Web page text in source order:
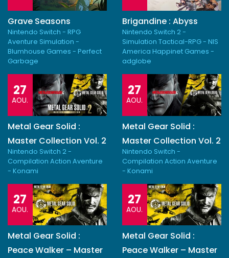
Grave Seasons
Nintendo Switch - RPG
Aventure Simulation -
Blumhouse Games - Perfect
Garbage
Brigandine : Abyss
Nintendo Switch 2 -
Simulation Tactical-RPG - NIS
America Happinet Games -
adglobe
27
AOU.
Metal Gear Solid :
Master Collection Vol. 2
Nintendo Switch 2 -
Compilation Action Aventure
- Konami
27
AOU.
Metal Gear Solid :
Master Collection Vol. 2
Nintendo Switch -
Compilation Action Aventure
- Konami
27
AOU.
Metal Gear Solid :
Peace Walker – Master
27
AOU.
Metal Gear Solid :
Peace Walker – Master